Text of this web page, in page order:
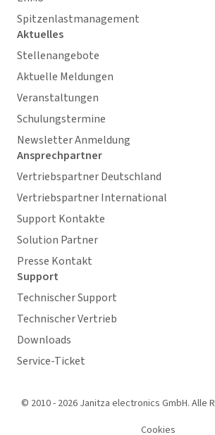
Spitzenlastmanagement
Aktuelles
Stellenangebote
Aktuelle Meldungen
Veranstaltungen
Schulungstermine
Newsletter Anmeldung
Ansprechpartner
Vertriebspartner Deutschland
Vertriebspartner International
Support Kontakte
Solution Partner
Presse Kontakt
Support
Technischer Support
Technischer Vertrieb
Downloads
Service-Ticket
© 2010 - 2026 Janitza electronics GmbH. Alle
Cookies